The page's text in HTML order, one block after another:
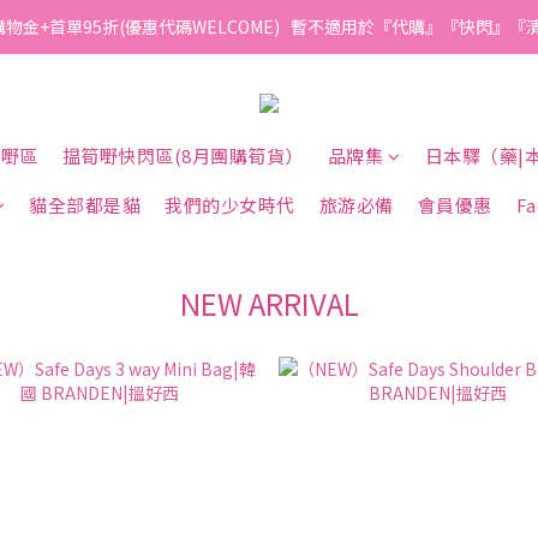
金+首單95折(優惠代碼WELCOME)   暫不適用於『代購』『快閃』『
區 揾筍嘢快閃區(8月團購筍貨） 品牌集
日本驛（藥|
貓全部都是貓
我們的少女時代 旅游必備 會員優惠
NEW ARRIVAL